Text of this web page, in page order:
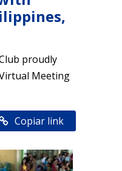
proudly
Meeting
Copiar link